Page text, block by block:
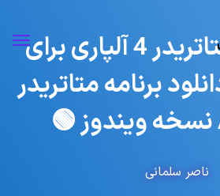
💯 دانلود متاتریدر 4 آلپاری برای
برنامه متاتریدر
ناصر سلمانی